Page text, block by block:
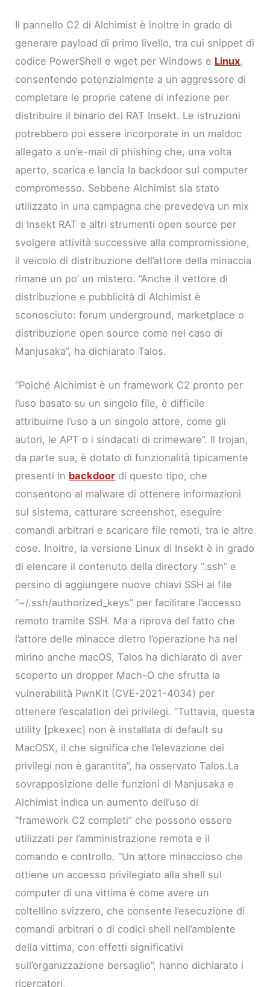
Il pannello C2 di Alchimist è inoltre in grado di
generare payload di primo livello, tra cui snippet di
codice PowerShell e wget per Windows e Linux,
consentendo potenzialmente a un aggressore di
completare le proprie catene di infezione per
distribuire il binario del RAT Insekt. Le istruzioni
potrebbero poi essere incorporate in un maldoc
allegato a un’e-mail di phishing che, una volta
aperto, scarica e lancia la backdoor sul computer
compromesso. Sebbene Alchimist sia stato
utilizzato in una campagna che prevedeva un mix
di Insekt RAT e altri strumenti open source per
svolgere attività successive alla compromissione,
il veicolo di distribuzione dell’attore della minaccia
rimane un po’ un mistero. “Anche il vettore di
distribuzione e pubblicità di Alchimist è
sconosciuto: forum underground, marketplace o
distribuzione open source come nel caso di
Manjusaka”, ha dichiarato Talos.
“Poiché Alchimist è un framework C2 pronto per
l’uso basato su un singolo file, è difficile
attribuirne l’uso a un singolo attore, come gli
autori, le APT o i sindacati di crimeware”. Il trojan,
da parte sua, è dotato di funzionalità tipicamente
presenti in backdoor di questo tipo, che
consentono al malware di ottenere informazioni
sul sistema, catturare screenshot, eseguire
comandi arbitrari e scaricare file remoti, tra le altre
cose. Inoltre, la versione Linux di Insekt è in grado
di elencare il contenuto della directory “.ssh” e
persino di aggiungere nuove chiavi SSH al file
“~/.ssh/authorized_keys” per facilitare l’accesso
remoto tramite SSH. Ma a riprova del fatto che
l’attore delle minacce dietro l’operazione ha nel
mirino anche macOS, Talos ha dichiarato di aver
scoperto un dropper Mach-O che sfrutta la
vulnerabilità PwnKit (CVE-2021-4034) per
ottenere l’escalation dei privilegi. “Tuttavia, questa
utility [pkexec] non è installata di default su
MacOSX, il che significa che l’elevazione dei
privilegi non è garantita”, ha osservato Talos.La
sovrapposizione delle funzioni di Manjusaka e
Alchimist indica un aumento dell’uso di
“framework C2 completi” che possono essere
utilizzati per l’amministrazione remota e il
comando e controllo. “Un attore minaccioso che
ottiene un accesso privilegiato alla shell sul
computer di una vittima è come avere un
coltellino svizzero, che consente l’esecuzione di
comandi arbitrari o di codici shell nell’ambiente
della vittima, con effetti significativi
sull’organizzazione bersaglio”, hanno dichiarato i
ricercatori.